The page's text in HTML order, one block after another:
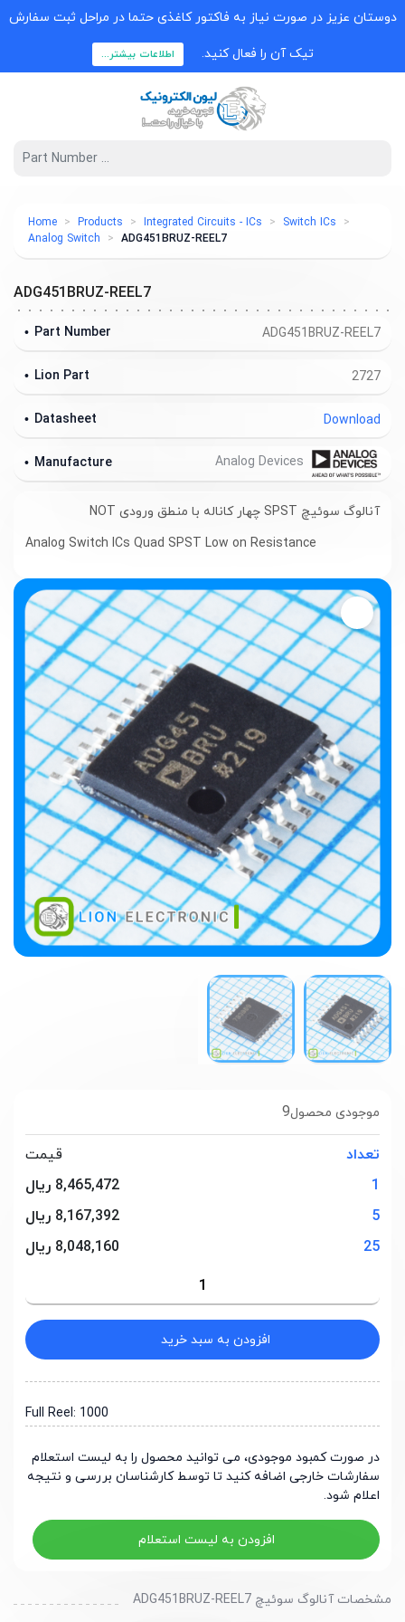
دوستان عزیز در صورت نیاز به فاکتور کاغذی حتما در مراحل ثبت سفارش
تیک آن را فعال کنید. اطلاعات بیشتر...
Home Products Integrated Circuits - ICs
Switch ICs
Analog Switch
ADG451BRUZ-REEL7
9موجودی محصول
تعداد
قیمت
1
8,465,472 ریال
5
8,167,392 ریال
25
8,048,160 ریال
افزودن به سبد خرید
Full Reel: 1000
در صورت کمبود موجودی، می توانید محصول را به لیست استعلام
سفارشات خارجی اضافه کنید تا توسط کارشناسان بررسی و نتیجه
اعلام شود.
افزودن به لیست استعلام
ADG451BRUZ-REEL7
ADG451BRUZ-REEL7
Part Number
2727
Lion Part
Download
Datasheet
Manufacture
آنالوگ سوئیچ SPST چهار کاناله با منطق ورودی NOT
Analog Switch ICs Quad SPST Low on Resistance
مشخصات آنالوگ سوئیچ ADG451BRUZ-REEL7